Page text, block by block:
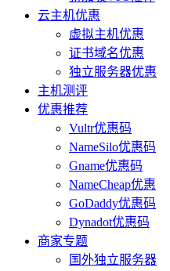
云主机优惠
虚拟主机优惠
证书域名优惠
独立服务器优惠
主机测评
优惠推荐
Vultr优惠码
NameSilo优惠码
Gname优惠码
NameCheap优惠
GoDaddy优惠码
Dynadot优惠码
商家专题
国外独立服务器